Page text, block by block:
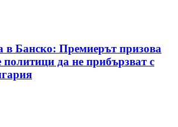
в Банско: Премиерът призова
политици да не прибързват с